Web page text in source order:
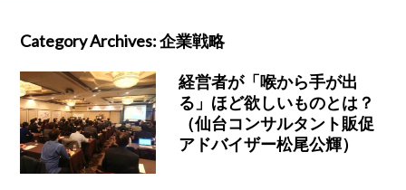
Category Archives:企業戦略
経営者が「喉から手が出
る」ほど欲しいものとは？
（仙台コンサルタント販促
アドバイザー松尾公輝）